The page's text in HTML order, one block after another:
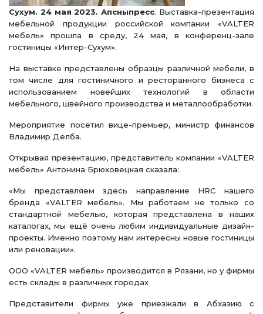
Сухум. 24 мая 2023. Апсныпресс. Выставка-презентация
мебельной продукции российской компании «VALTER
мебель» прошла в среду, 24 мая, в конференц-зале
гостиницы «Интер-Сухум».
На выставке представлены образцы различной мебели, в
том числе для гостиничного и ресторанного бизнеса с
использованием новейших технологий в области
мебельного, швейного производства и металлообработки.
Мероприятие посетил вице-премьер, министр финансов
Владимир Делба.
Открывая презентацию, представитель компании «VALTER
мебель» Антонина Брюховецкая сказала:
«Мы представляем здесь направление HRC нашего
бренда «VALTER мебель». Мы работаем не только со
стандартной мебелью, которая представлена в наших
каталогах, мы ещё очень любим индивидуальные дизайн-
проекты. Именно поэтому нам интересны новые гостиницы
или реновации».
ООО «VALTER мебель» производится в Рязани, но у фирмы
есть склады в различных городах
Представители фирмы уже приезжали в Абхазию с